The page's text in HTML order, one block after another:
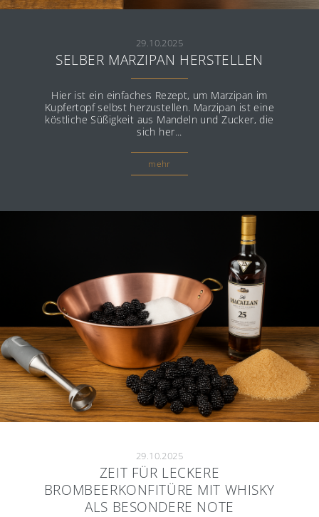
29.10.2025
ZEIT FÜR LECKERE
BROMBEERKONFITÜRE MIT WHISKY
ALS BESONDERE NOTE
29.10.2025
SELBER MARZIPAN HERSTELLEN
Hier ist ein einfaches Rezept, um Marzipan im
Kupfertopf selbst herzustellen. Marzipan ist eine
köstliche Süßigkeit aus Mandeln und Zucker, die
sich her...
mehr